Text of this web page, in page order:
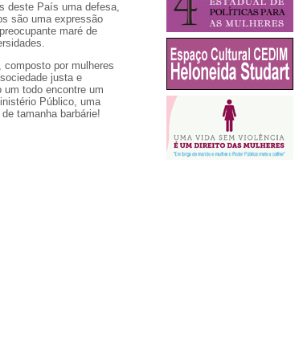
deste País uma defesa,
são uma expressão
maré de
por mulheres
justa e
todo encontre um
Público, uma
tamanha barbárie!